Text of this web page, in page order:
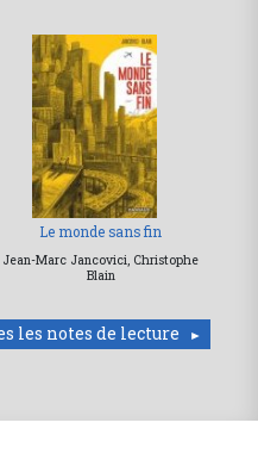
Le monde sans fin
Jean-Marc Jancovici, Christophe
Blain
les notes de lecture